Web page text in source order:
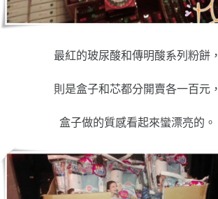
最紅的玻尿酸和傳明酸系列粉餅，
則是盒子和芯都分開賣各一百元，
盒子做的質感看起來蠻漂亮的。